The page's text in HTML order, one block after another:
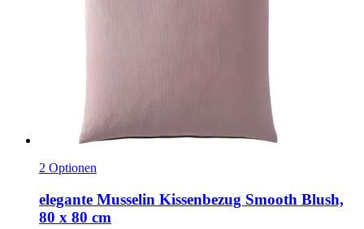
2 Optionen
elegante Musselin Kissenbezug Smooth Blush,
80 x 80 cm